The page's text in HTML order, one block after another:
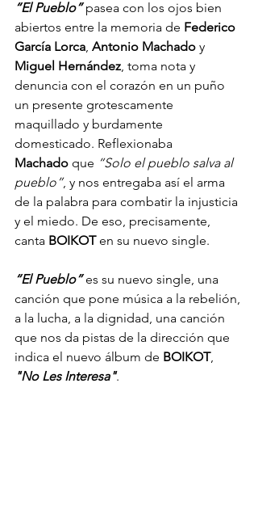
“El Pueblo” pasea con los ojos bien
abiertos entre la memoria de Federico
García Lorca Antonio Machado y
Miguel Hernández , toma nota y
denuncia con el corazón en un puño
un presente grotescamente
maquillado y burdamente
domesticado. Reflexionaba
Machado que “Solo el pueblo salva al
pueblo”, y nos entregaba así el arma
de la palabra para combatir la injusticia
y el miedo. De eso, precisamente,
canta BOIKOT en su nuevo single.
“El Pueblo” es su nuevo single, una
canción que pone música a la rebelión,
a la lucha, a la dignidad, una canción
que nos da pistas de la dirección que
indica el nuevo álbum de BOIKOT,
"No Les Interesa".